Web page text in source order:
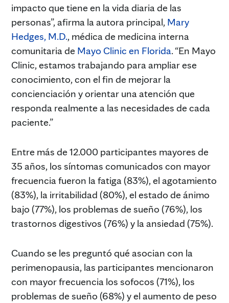
impacto que tiene en la vida diaria de las
personas”, afirma la autora principal, Mary
Hedges, M.D., médica de medicina interna
comunitaria de Mayo Clinic en Florida. “En Mayo
Clinic, estamos trabajando para ampliar ese
conocimiento, con el fin de mejorar la
concienciación y orientar una atención que
responda realmente a las necesidades de cada
paciente.”
Entre más de 12.000 participantes mayores de
35 años, los síntomas comunicados con mayor
frecuencia fueron la fatiga (83%), el agotamiento
(83%), la irritabilidad (80%), el estado de ánimo
bajo (77%), los problemas de sueño (76%), los
trastornos digestivos (76%) y la ansiedad (75%).
Cuando se les preguntó qué asocian con la
perimenopausia, las participantes mencionaron
con mayor frecuencia los sofocos (71%), los
problemas de sueño (68%) y el aumento de peso